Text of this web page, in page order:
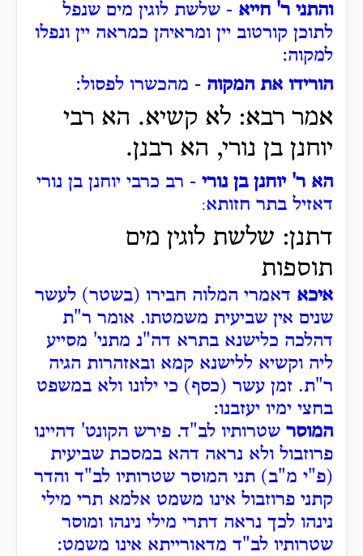
והתני ר' חייא - שלשת לוגין מים שנפל
לתוכן קורטוב יין ומראיהן כמראה יין ונפלו
למקוה:
הורידו את המקוה - מהכשרו לפסול:
אמר רבא: לא קשיא. הא רבי
יוחנן בן נורי, הא רבנן.
הא ר' יוחנן בן נורי - רב כרבי יוחנן בן נורי
דאזיל בתר חזותא:
דתנן: שלשת לוגין מים
תוספות
איכא דאמרי המלוה חבירו (בשטר) לעשר
שנים אין שביעית משמטתו. אומר ר"ת
דהלכה כלישנא בתרא דה"נ מתני' מסייע
ליה וקשיא ללישנא קמא ובאזהרות הגיה
ר"ת. זמן עשר (כסף) כי ילונו ולא במשפט
בחצי ימיו יעזבנו:
המוסר שטרותיו לב"ד. פירש הקונט' דהיינו
פרוזבול ולא נראה דהא במסכת שביעית
(פ"י מ"ב) תני המוסר שטרותיו לב"ד והדר
קתני פרוזבול אינו משמט אלמא תרי מילי
נינהו לכך נראה דתרי מילי נינהו ומוסר
שטרותיו לב"ד מדאורייתא אינו משמט: